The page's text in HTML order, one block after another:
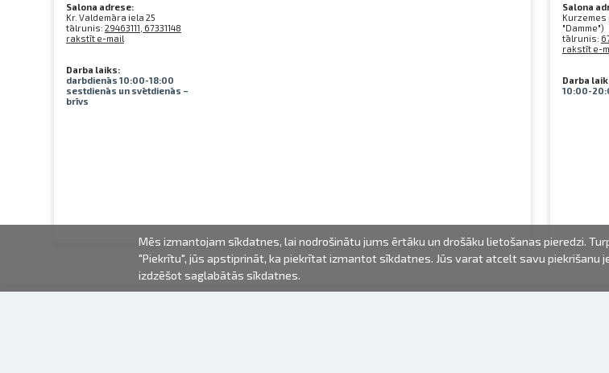
Salona adrese:
Kr. Valdemāra iela 25
tālrunis: 29463111, 67331148
rakstīt e-mail
Darba laiks:
darbdienās 10:00-18:00
sestdienās un svētdienās –
brīvs
Salona
"Damme")
tālrunis:
rakstīt e-
Darba
10:00-
Mēs izmantojam sīkdatnes, lai nodrošinātu jums ērtāku un drošāku lietošanas pieredzi.
"Piekrītu", jūs apstiprināt, ka piekrītat izmantot sīkdatnes. Jūs varat atcelt savu piekrišanu
izdzēšot saglabātās sīkdatnes.